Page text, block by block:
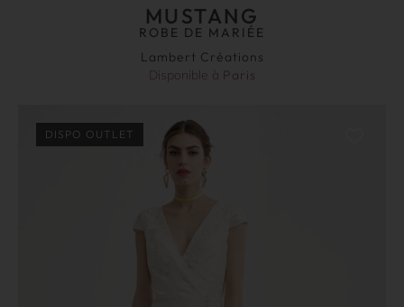
MUSTANG
ROBE DE MARIÉE
Lambert Créations
Disponible à Paris
DISPO OUTLET